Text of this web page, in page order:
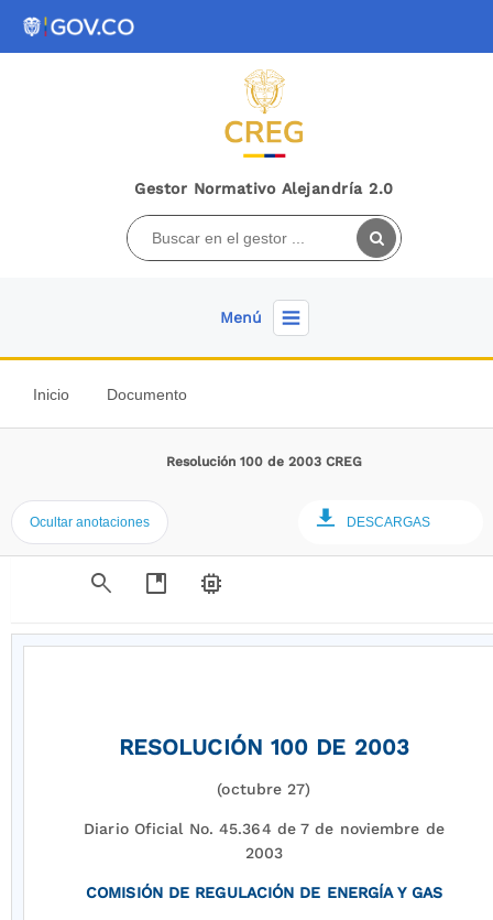
Gestor Normativo Alejandría 2.0
Menú
Inicio Documento
Resolución 100 de 2003 CREG
Ocultar anotaciones DESCARGAS
search developer_guide memory
RESOLUCIÓN 100 DE 2003
(octubre 27)
Diario Oficial No. 45.364 de 7 de noviembre de
2003
COMISIÓN DE REGULACIÓN DE ENERGÍA Y GAS